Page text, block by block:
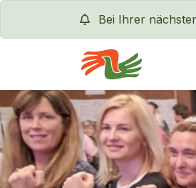
Bei Ihrer
Servas International